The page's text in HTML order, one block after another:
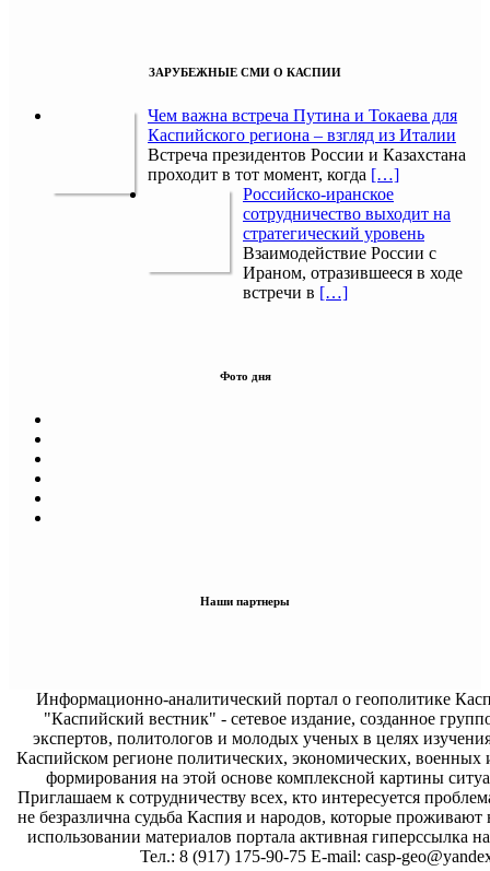
ЗАРУБЕЖНЫЕ СМИ О КАСПИИ
Чем важна встреча Путина и Токаева для
Каспийского региона – взгляд из Италии
Встреча президентов России и Казахстана
проходит в тот момент, когда […]
Российско-иранское
сотрудничество выходит на
стратегический уровень
Взаимодействие России с
Ираном, отразившееся в ходе
встречи в […]
Фото дня
Наши партнеры
Информационно-аналитический портал о геополитике
"Каспийский вестник" - сетевое издание, созданное
экспертов, политологов и молодых ученых в целях
Каспийском регионе политических, экономических, военных
формирования на этой основе комплексной картины
Приглашаем к сотрудничеству всех, кто интересуется
не безразлична судьба Каспия и народов, которые проживают
использовании материалов портала активная гиперссылка на
Тел.: 8 (917) 175-90-75 E-mail: casp-